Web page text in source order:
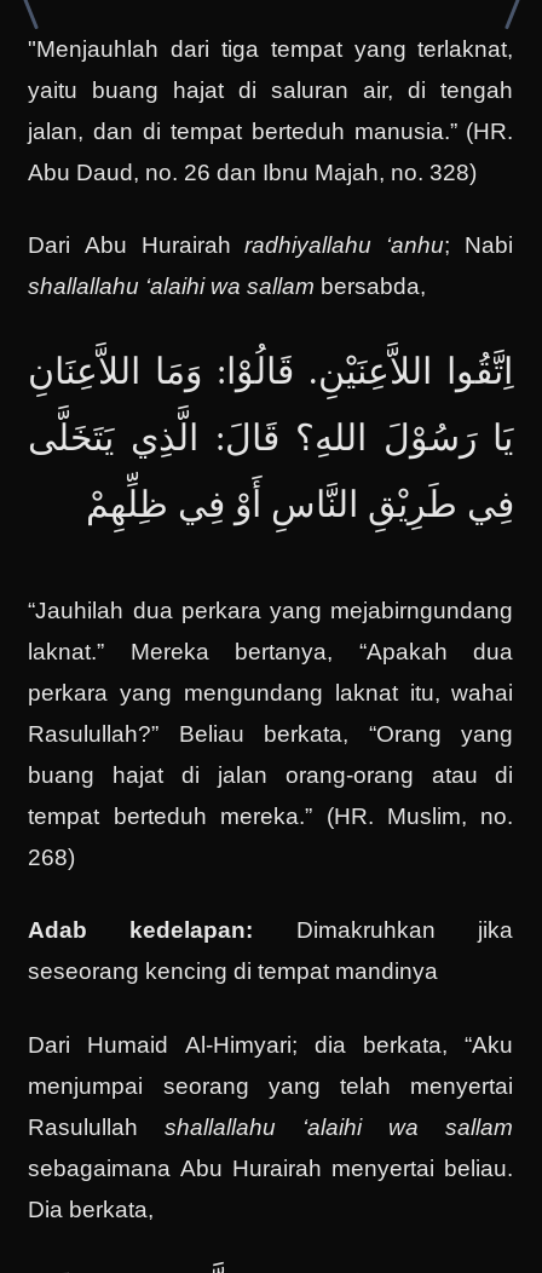
"Menjauhlah dari tiga tempat yang terlaknat,
yaitu buang hajat di saluran air, di tengah
jalan, dan di tempat berteduh manusia.” (HR.
Abu Daud, no. 26 dan Ibnu Majah, no. 328)
Dari Abu Hurairahradhiyallahu ‘anhu; Nabi
shallallahu ‘alaihi wa sallam bersabda,
اِتَّقُوا اللاَّعِنَيْنِ. قَالُوْا: وَمَا اللاَّعِنَانِ
يَا رَسُوْلَ اللهِ؟ قَالَ: الَّذِي يَتَخَلَّى
فِي طَرِيْقِ النَّاسِ أَوْ فِي ظِلِّهِمْ
“Jauhilah dua perkara yang mejabirngundang
laknat.” Mereka bertanya, “Apakah dua
perkara yang mengundang laknat itu, wahai
Rasulullah?” Beliau berkata, “Orang yang
buang hajat di jalan orang-orang atau di
tempat berteduh mereka.” (HR. Muslim, no.
268)
Adab kedelapan: Dimakruhkan jika
seseorang kencing di tempat mandinya
Dari Humaid Al-Himyari; dia berkata, “Aku
menjumpai seorang yang telah menyertai
Rasulullahshallallahu ‘alaihi wa sallam
sebagaimana Abu Hurairah menyertai beliau.
Dia berkata,